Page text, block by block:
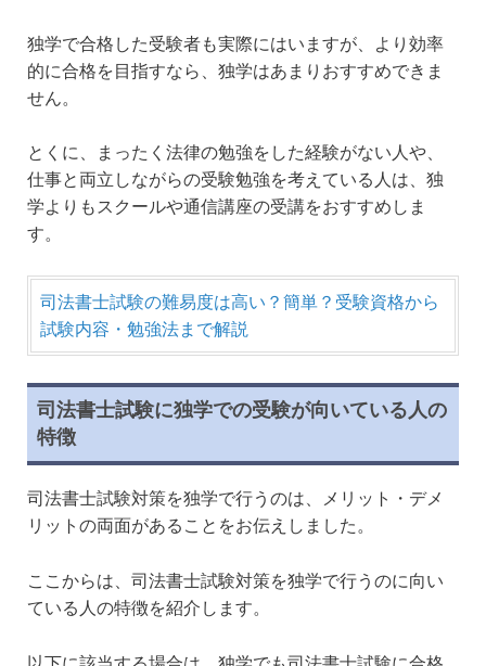
独学で合格した受験者も実際にはいますが、より効率
的に合格を目指すなら、独学はあまりおすすめできま
せん。
とくに、まったく法律の勉強をした経験がない人や、
仕事と両立しながらの受験勉強を考えている人は、独
学よりもスクールや通信講座の受講をおすすめしま
す。
司法書士試験の難易度は高い？簡単？受験資格から
試験内容・勉強法まで解説
司法書士試験に独学での受験が向いている人の
特徴
司法書士試験対策を独学で行うのは、メリット・デメ
リットの両面があることをお伝えしました。
ここからは、司法書士試験対策を独学で行うのに向い
ている人の特徴を紹介します。